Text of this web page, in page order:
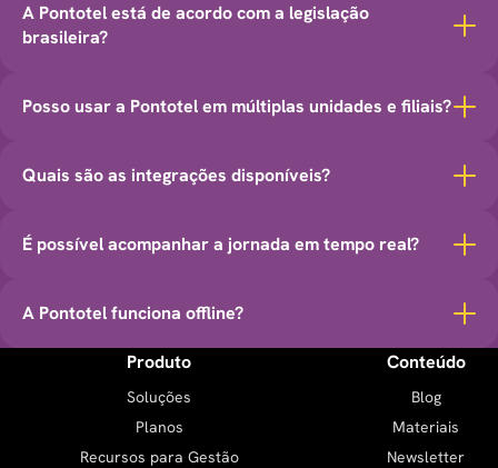
A Pontotel está de acordo com a legislação
brasileira?
Posso usar a Pontotel em múltiplas unidades e filiais?
Quais são as integrações disponíveis?
É possível acompanhar a jornada em tempo real?
A Pontotel funciona offline?
Produto
Soluções
Planos
Recursos para Gestão
Conteúdo
Blog
Materiais
Newsletter